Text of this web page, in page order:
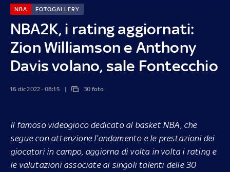
NBA2K, i rating aggiornati:
Zion Williamson e Anthony
Davis volano, sale Fontecchio
NBA FOTOGALLERY
16 dic 2022 - 08:15 30 foto
Il famoso videogioco dedicato al basket NBA, che
segue con attenzione l’andamento e le prestazioni dei
giocatori in campo, aggiorna di volta in volta i rating e
le valutazioni associate ai singoli talenti delle 30